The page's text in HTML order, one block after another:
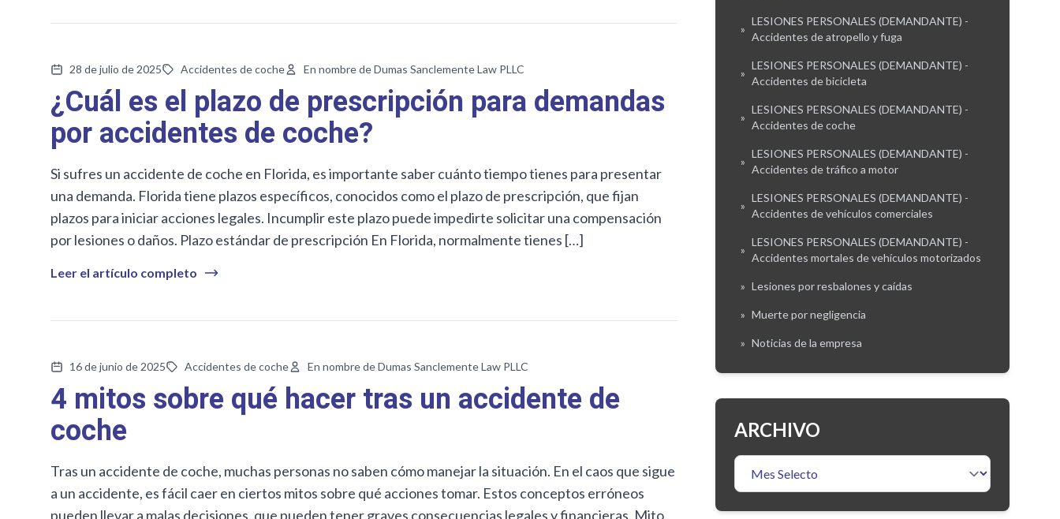
28 de julio de 2025 Accidentes de coche En nombre de Dumas Sanclemente Law PLLC
¿Cuál es el plazo de prescripción para demandas
por accidentes de coche?
Si sufres un accidente de coche en Florida, es importante saber cuánto tiempo tienes para presentar
una demanda. Florida tiene plazos específicos, conocidos como el plazo de prescripción, que fijan
plazos para iniciar acciones legales. Incumplir este plazo puede impedirte solicitar una compensación
por lesiones o daños. Plazo estándar de prescripción En Florida, normalmente tienes […]
Leer el artículo completo
16 de junio de 2025 Accidentes de coche En nombre de Dumas Sanclemente Law PLLC
4 mitos sobre qué hacer tras un accidente de
coche
Tras un accidente de coche, muchas personas no saben cómo manejar la situación. En el caos que sigue
a un accidente, es fácil caer en ciertos mitos sobre qué acciones tomar. Estos conceptos erróneos
pueden llevar a malas decisiones, que pueden tener graves consecuencias legales y financieras. Mito
»
LESIONES PERSONALES (DEMANDANTE) -
Accidentes de atropello y fuga
»
LESIONES PERSONALES (DEMANDANTE) -
Accidentes de bicicleta
»
LESIONES PERSONALES (DEMANDANTE) -
Accidentes de coche
»
LESIONES PERSONALES (DEMANDANTE) -
Accidentes de tráfico a motor
»
LESIONES PERSONALES (DEMANDANTE) -
Accidentes de vehículos comerciales
»
LESIONES PERSONALES (DEMANDANTE) -
Accidentes mortales de vehículos motorizados
» Lesiones por resbalones y caídas
» Muerte por negligencia
» Noticias de la empresa
ARCHIVO